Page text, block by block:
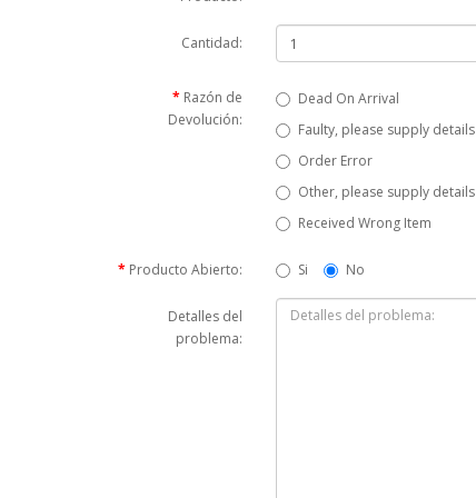
Cantidad:
Razón de
Devolución:
Dead On Arrival
Faulty, please supply details
Order Error
Other, please supply details
Received Wrong Item
Producto Abierto: Si No
Detalles del
problema: